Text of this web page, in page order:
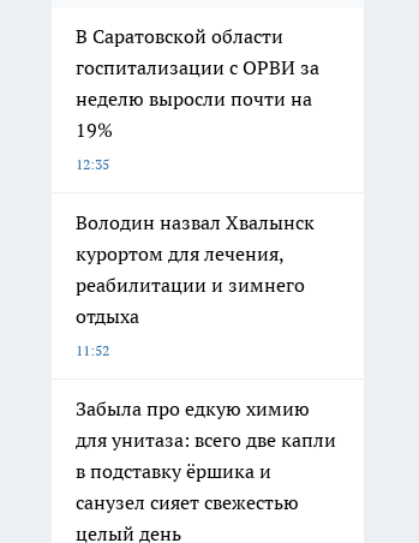
В Саратовской области
госпитализации с ОРВИ за
неделю выросли почти на
19%
12:35
Володин назвал Хвалынск
курортом для лечения,
реабилитации и зимнего
отдыха
11:52
Забыла про едкую химию
для унитаза: всего две капли
в подставку ёршика и
санузел сияет свежестью
целый день